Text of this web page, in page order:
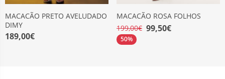
MACACÃO PRETO AVELUDADO
DIMY
189,00€
MACACÃO ROSA FOLHOS
199,00€ 99,50€
50%